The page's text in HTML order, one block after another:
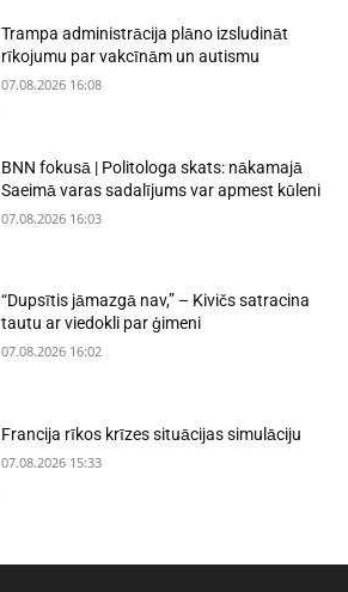
Trampa administrācija plāno izsludināt
rīkojumu par vakcīnām un autismu
07.08.2026 16:08
BNN fokusā | Politologa skats: nākamajā
Saeimā varas sadalījums var apmest kūleni
07.08.2026 16:03
“Dupsītis jāmazgā nav,” – Kivičs satracina
tautu ar viedokli par ģimeni
07.08.2026 16:02
Francija rīkos krīzes situācijas simulāciju
07.08.2026 15:33